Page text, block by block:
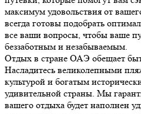
максимум удовольствия от
всегда готовы подобрать
все ваши вопросы, чтобы ваше
беззаботным и незабываемым.
Отдых в стране ОАЭ обещает
Насладитесь великолепными
культурой и богатым
удивительной страны. Мы
вашего отдыха будет наполнен